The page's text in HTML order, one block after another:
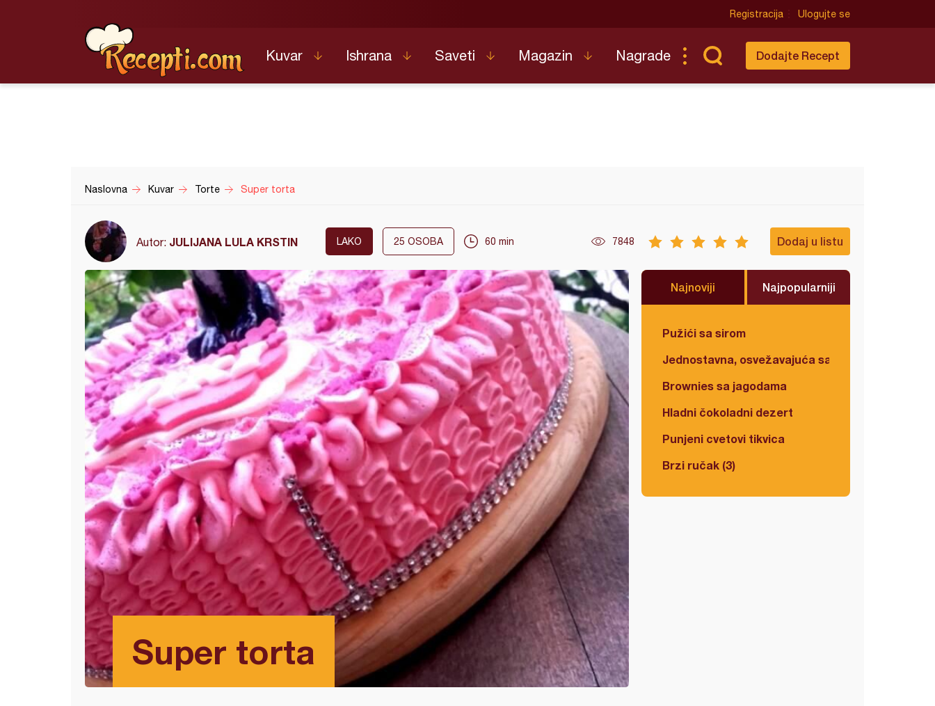
Registracija Ulogujte se
Kuvar Ishrana Saveti Magazin Nagrade Dodajte Recept
Naslovna Kuvar Torte Super torta
Autor: JULIJANA LULA KRSTIN LAKO 25 OSOBA 60 min 7848 Dodaj u listu
Super torta
Najnoviji Najpopularniji
Pužići sa sirom
Jednostavna, osvežavajuća salata
Brownies sa jagodama
Hladni čokoladni dezert
Punjeni cvetovi tikvica
Brzi ručak (3)